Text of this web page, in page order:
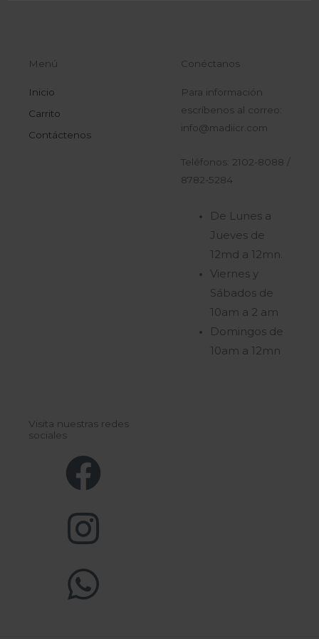
Menú
Inicio
Carrito
Contáctenos
Conéctanos
Para información
escríbenos al correo:
info@madiicr.com
Teléfonos: 2102-8088 /
8782-5284
De Lunes a
Jueves de
12md a 12mn.
Viernes y
Sábados de
10am a 2 am
Domingos de
10am a 12mn
Visita nuestras redes
sociales